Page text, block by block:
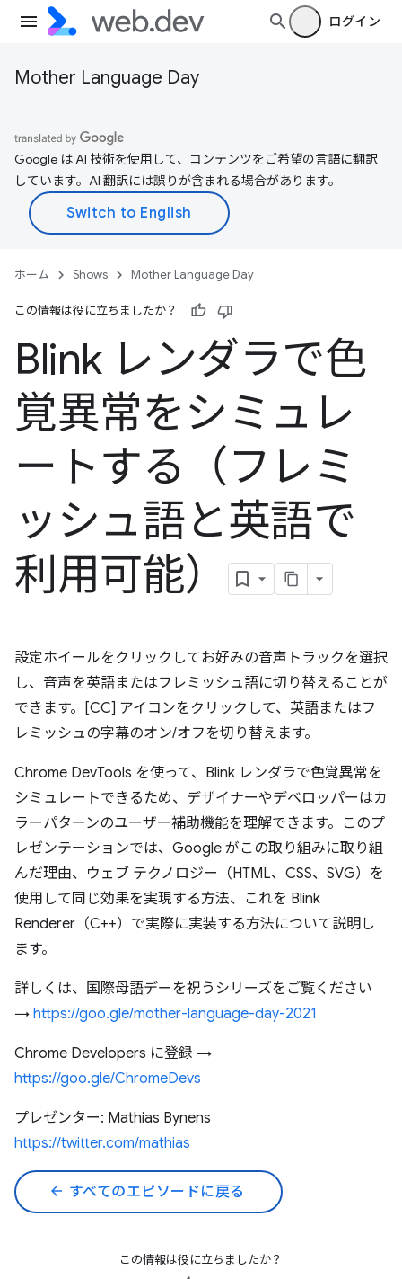
ログイン
Mother Language Day
Google は AI 技術を使用して、コンテンツをご希望の言語に翻訳
しています。AI 翻訳には誤りが含まれる場合があります。
ホーム Shows Mother Language Day
この情報は役に立ちましたか？
Blink レンダラで色
覚異常をシミュレ
ートする（フレミ
ッシュ語と英語で
利用可能）
設定ホイールをクリックしてお好みの音声トラックを選択
し、音声を英語またはフレミッシュ語に切り替えることが
できます。[CC] アイコンをクリックして、英語またはフ
レミッシュの字幕のオン/オフを切り替えます。
Chrome DevTools を使って、Blink レンダラで色覚異常を
シミュレートできるため、デザイナーやデベロッパーはカ
ラーパターンのユーザー補助機能を理解できます。このプ
レゼンテーションでは、Google がこの取り組みに取り組
んだ理由、ウェブ テクノロジー（HTML、CSS、SVG）を
使用して同じ効果を実現する方法、これを Blink
Renderer（C++）で実際に実装する方法について説明し
ます。
詳しくは、国際母語デーを祝うシリーズをご覧ください
→ https://goo.gle/mother-language-day-2021
Chrome Developers に登録 →
https://goo.gle/ChromeDevs
プレゼンター: Mathias Bynens
https://twitter.com/mathias​
arrow_back すべてのエピソードに戻る
この情報は役に立ちましたか？